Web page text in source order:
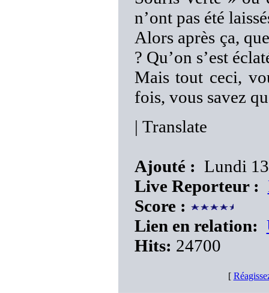
n’ont pas été
Alors après ça,
? Qu’on s’est
Mais tout ceci,
fois, vous savez
| Translate
Ajouté : Lundi
Live Reporteur :
Score :
Lien en relation:
Hits: 24700
[